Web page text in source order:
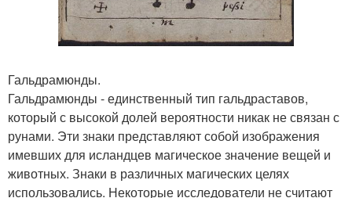
Гальдрамюнды.
Гальдрамюнды - единственный тип гальдраставов,
который с высокой долей вероятности никак не связан с
рунами. Эти знаки представляют собой изображения
имевших для исландцев магическое значение вещей и
животных. Знаки в различных магических целях
использовались. Некоторые исследователи не считают